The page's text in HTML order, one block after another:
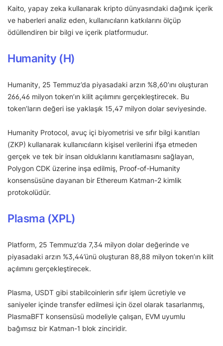
Kaito, yapay zeka kullanarak kripto dünyasındaki dağınık içerik
ve haberleri analiz eden, kullanıcıların katkılarını ölçüp
ödüllendiren bir bilgi ve içerik platformudur.
Humanity (H)
Humanity, 25 Temmuz’da piyasadaki arzın %8,60’ını oluşturan
266,46 milyon token’ın kilit açılımını gerçekleştirecek. Bu
token’ların değeri ise yaklaşık 15,47 milyon dolar seviyesinde.
Humanity Protocol, avuç içi biyometrisi ve sıfır bilgi kanıtları
(ZKP) kullanarak kullanıcıların kişisel verilerini ifşa etmeden
gerçek ve tek bir insan olduklarını kanıtlamasını sağlayan,
Polygon CDK üzerine inşa edilmiş, Proof-of-Humanity
konsensüsüne dayanan bir Ethereum Katman-2 kimlik
protokolüdür.
Plasma (XPL)
Platform, 25 Temmuz’da 7,34 milyon dolar değerinde ve
piyasadaki arzın %3,44’ünü oluşturan 88,88 milyon token’ın kilit
açılımını gerçekleştirecek.
Plasma, USDT gibi stabilcoinlerin sıfır işlem ücretiyle ve
saniyeler içinde transfer edilmesi için özel olarak tasarlanmış,
PlasmaBFT konsensüsü modeliyle çalışan, EVM uyumlu
bağımsız bir Katman-1 blok zinciridir.